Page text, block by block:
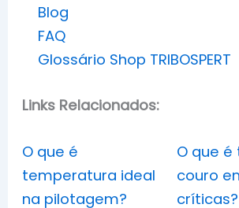
Blog
FAQ
Glossário Shop TRIBOSPERT
Links Relacionados:
O que é
temperatura ideal
na pilotagem?
O que é
couro
críticas?